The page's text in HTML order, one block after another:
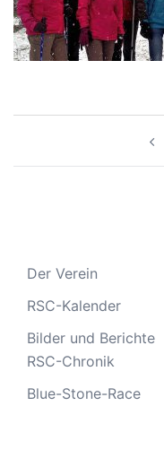
Der Verein
RSC-Kalender
Bilder und Berichte
RSC-Chronik
Blue-Stone-Race